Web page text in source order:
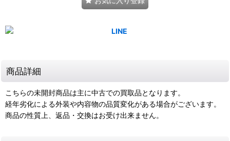
商品詳細
こちらの未開封商品は主に中古での買取品となります。
経年劣化による外装や内容物の品質変化がある場合がございます。
商品の性質上、返品・交換はお受け出来ません。